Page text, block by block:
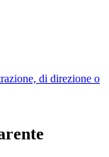
di direzione o